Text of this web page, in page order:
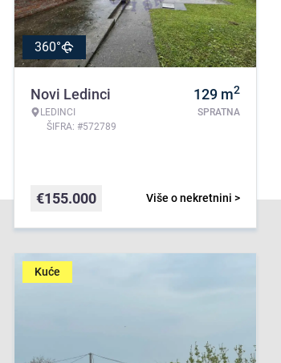
360°
Novi Ledinci
LEDINCI
ŠIFRA: #572789
129 m2
SPRATNA
Više o nekretnini >
€155.000
Kuće